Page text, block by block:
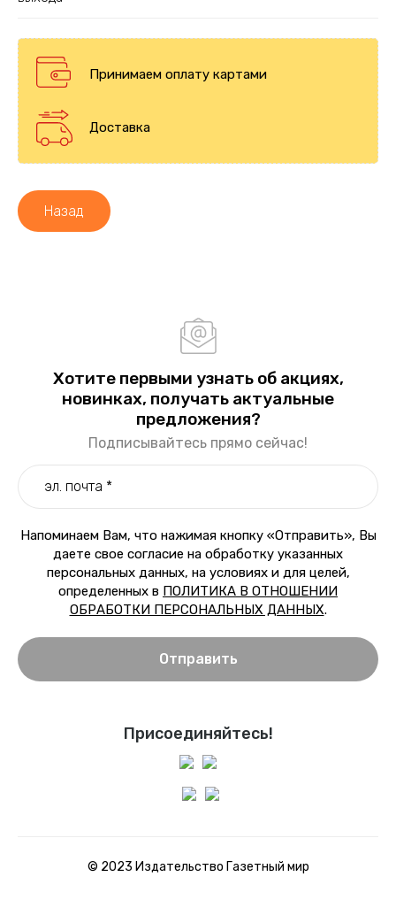
Принимаем оплату картами
Доставка
Назад
Присоединяйтесь!
Хотите первыми узнать об акциях,
новинках, получать актуальные
предложения?
Подписывайтесь прямо сейчас!
Напоминаем Вам, что нажимая кнопку «Отправить», Вы
даете свое согласие на обработку указанных
персональных данных, на условиях и для целей,
определенных в ПОЛИТИКА В ОТНОШЕНИИ
ОБРАБОТКИ ПЕРСОНАЛЬНЫХ ДАННЫХ.
Отправить
© 2023 Издательство Газетный мир